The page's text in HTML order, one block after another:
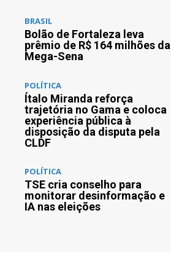
BRASIL
Bolão de Fortaleza leva
prêmio de R$ 164 milhões da
Mega-Sena
POLÍTICA
Ítalo Miranda reforça
trajetória no Gama e coloca
experiência pública à
disposição da disputa pela
CLDF
POLÍTICA
TSE cria conselho para
monitorar desinformação e
IA nas eleições